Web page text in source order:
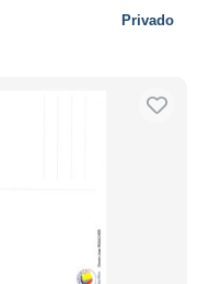
Privado